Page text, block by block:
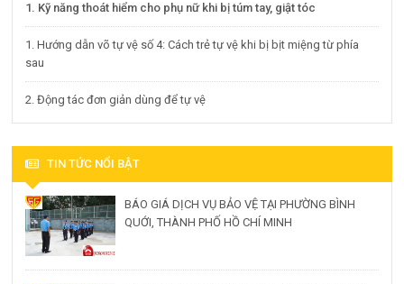
1. Kỹ năng thoát hiểm cho phụ nữ khi bị túm tay, giật tóc
1. Hướng dẫn võ tự vệ số 4: Cách trẻ tự vệ khi bị bịt miệng từ phía
sau
2. Động tác đơn giản dùng để tự vệ
TIN TỨC NỔI BẬT
BÁO GIÁ DỊCH VỤ BẢO VỆ TẠI PHƯỜNG BÌNH
QUỚI, THÀNH PHỐ HỒ CHÍ MINH